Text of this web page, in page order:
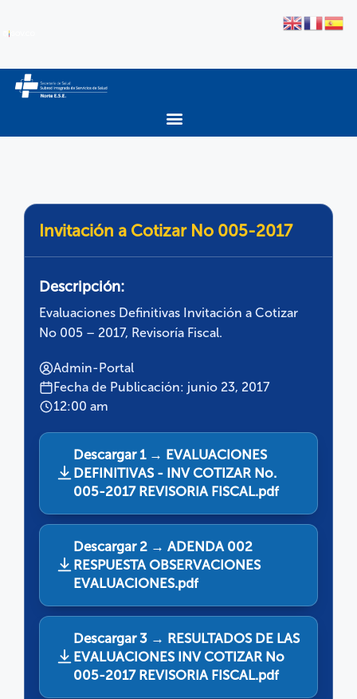
Invitación a Cotizar No 005-2017
Descripción:
Evaluaciones Definitivas Invitación a Cotizar
No 005 – 2017, Revisoría Fiscal.
Admin-Portal
Fecha de Publicación: junio 23, 2017
12:00 am
Descargar 1 → EVALUACIONES
DEFINITIVAS - INV COTIZAR No.
005-2017 REVISORIA FISCAL.pdf
Descargar 2 → ADENDA 002
RESPUESTA OBSERVACIONES
EVALUACIONES.pdf
Descargar 3 → RESULTADOS DE LAS
EVALUACIONES INV COTIZAR No
005-2017 REVISORIA FISCAL.pdf